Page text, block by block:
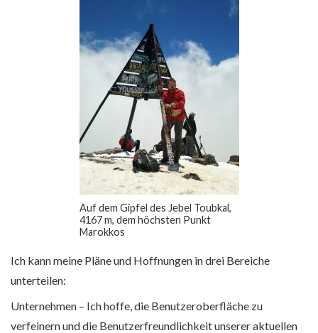
Auf dem Gipfel des Jebel Toubkal,
4167 m, dem höchsten Punkt
Marokkos
Ich kann meine Pläne und Hoffnungen in drei Bereiche
unterteilen:
Unternehmen – Ich hoffe, die Benutzeroberfläche zu
verfeinern und die Benutzerfreundlichkeit unserer aktuellen